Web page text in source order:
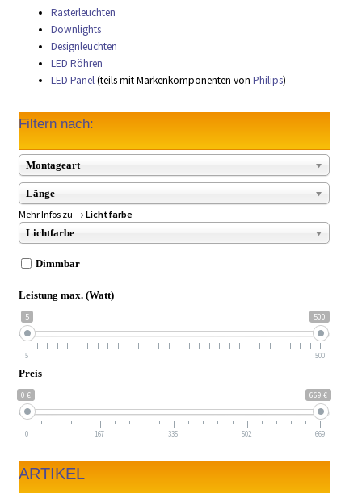
Rasterleuchten
Downlights
Designleuchten
LED Röhren
LED Panel(teils mit Markenkomponenten von Philips)
Filtern nach:
Montageart
Länge
Mehr Infos zu → Lichtfarbe
Lichtfarbe
Dimmbar
Leistung max. (Watt)
5 500
5 500
Preis
0 € 669 €
0 167 335 502 669
ARTIKEL